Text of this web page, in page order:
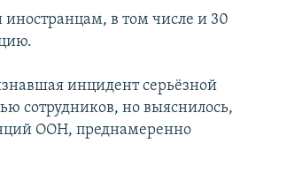
иностранцам, в том числе и 30
инцидент серьёзной
сотрудников, но выяснилось,
ООН, преднамеренно